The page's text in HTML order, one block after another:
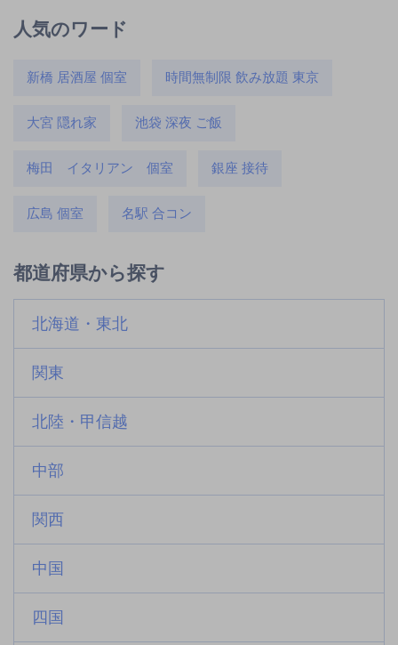
人気のワード
新橋 居酒屋 個室 時間無制限 飲み放題 東京
大宮 隠れ家 池袋 深夜 ご飯
梅田 イタリアン 個室 銀座 接待
広島 個室 名駅 合コン
都道府県から探す
北海道・東北
関東
北陸・甲信越
中部
関西
中国
四国